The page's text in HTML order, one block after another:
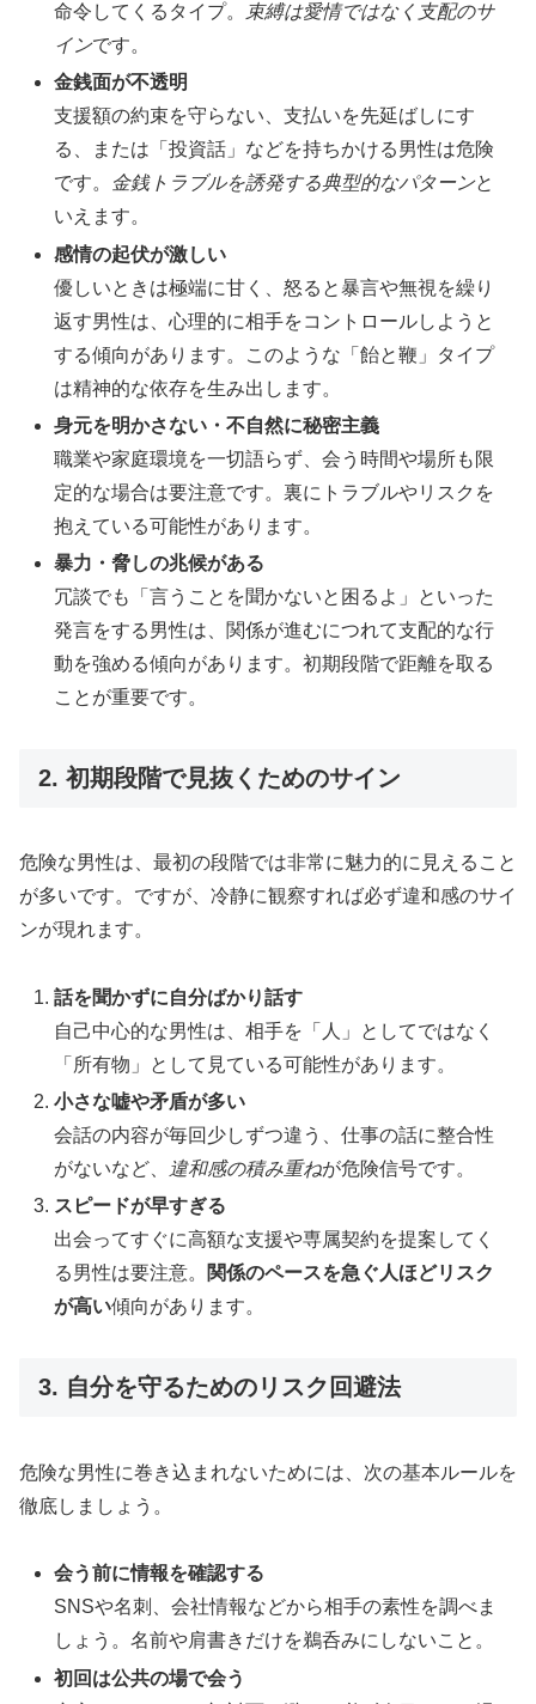
命令してくるタイプ。
束縛は愛情ではなく支配のサ
インです。
金銭面が不透明
支援額の約束を守らない、支払いを先延ばしにす
る、または「投資話」などを持ちかける男性は危険
です。
金銭トラブルを誘発する典型的なパターンと
いえます。
感情の起伏が激しい
優しいときは極端に甘く、怒ると暴言や無視を繰り
返す男性は、心理的に相手をコントロールしようと
する傾向があります。このような「飴と鞭」タイプ
は精神的な依存を生み出します。
身元を明かさない・不自然に秘密主義
職業や家庭環境を一切語らず、会う時間や場所も限
定的な場合は要注意です。裏にトラブルやリスクを
抱えている可能性があります。
暴力・脅しの兆候がある
冗談でも「言うことを聞かないと困るよ」といった
発言をする男性は、関係が進むにつれて支配的な行
動を強める傾向があります。初期段階で距離を取る
ことが重要です。
2. 初期段階で見抜くためのサイン
危険な男性は、最初の段階では非常に魅力的に見えること
が多いです。ですが、冷静に観察すれば必ず違和感のサイ
ンが現れます。
話を聞かずに自分ばかり話す
自己中心的な男性は、相手を「人」としてではなく
「所有物」として見ている可能性があります。
小さな嘘や矛盾が多い
会話の内容が毎回少しずつ違う、仕事の話に整合性
がないなど、
違和感の積み重ねが危険信号です。
スピードが早すぎる
出会ってすぐに高額な支援や専属契約を提案してく
る男性は要注意。
関係のペースを急ぐ人ほどリスク
が高い傾向があります。
3. 自分を守るためのリスク回避法
危険な男性に巻き込まれないためには、次の基本ルールを
徹底しましょう。
会う前に情報を確認する
SNSや名刺、会社情報などから相手の素性を調べま
しょう。名前や肩書きだけを鵜呑みにしないこと。
初回は公共の場で会う